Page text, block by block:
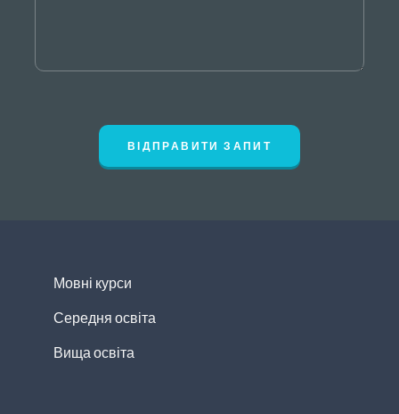
ВІДПРАВИТИ ЗАПИТ
Мовні курси
Середня освіта
Вища освіта